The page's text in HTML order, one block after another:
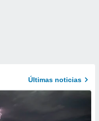
Últimas noticias